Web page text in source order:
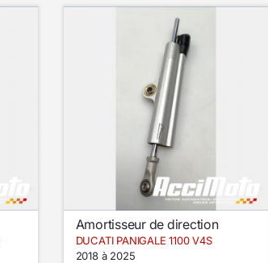
Amortisseur de direction
DUCATI PANIGALE 1100 V4S
2018 à 2025